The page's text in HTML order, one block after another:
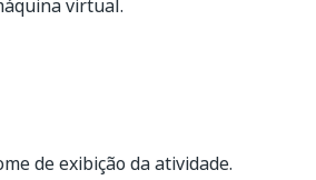
virtual.
de exibição da atividade.